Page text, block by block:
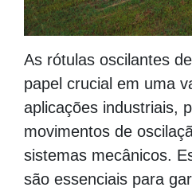
As rótulas oscilantes
papel crucial em uma
aplicações industriais,
movimentos de
sistemas mecânicos.
são essenciais para